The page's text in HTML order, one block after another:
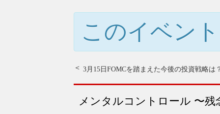
このイベン
3月15日FOMCを踏まえた今後の投資戦略は
メンタルコントロール 〜